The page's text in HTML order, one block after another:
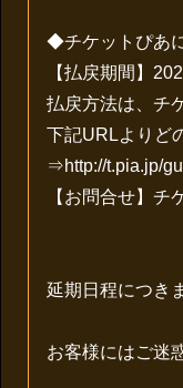
◆チケットぴあ
【払戻期間】
払戻方法は、チ
下記URLよりど
⇒http://t.pia.jp/
【お問合せ】チ
延期日程につき
お客様にはご迷